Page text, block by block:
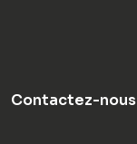
Contactez-nous